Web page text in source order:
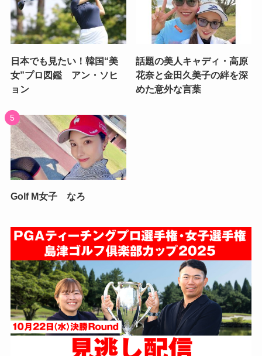
日本でも見たい！韓国“美
女”プロ図鑑 アン・ソヒ
ョン
話題の美人キャディ・高原
花奈と金田久美子の絆を深
めた意外な言葉
Golf M女子 なろ